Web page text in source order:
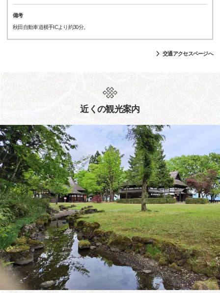
備考
秋田自動車道横手ICより約30分。
交通アクセスページへ
近くの観光案内